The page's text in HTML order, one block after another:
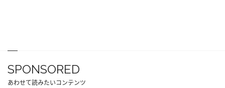
SPONSORED
あわせて読みたいコンテンツ